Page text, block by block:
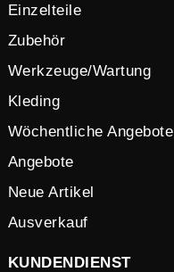
Einzelteile
Zubehör
Werkzeuge/Wartung
Kleding
Wöchentliche Angebote
Angebote
Neue Artikel
Ausverkauf
KUNDENDIENST